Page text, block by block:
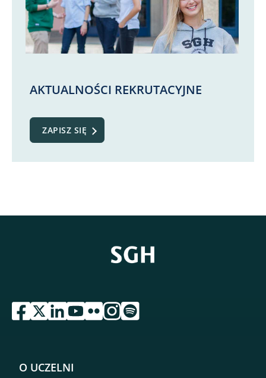
AKTUALNOŚCI REKRUTACYJNE
ZAPISZ SIĘ
przejdź do serwisu facebook sgh
przejdź do serwisu twitter sgh
przejdź do serwisu linkedin sgh
przejdź do serwisu youtube sgh
przejdź do serwisu flickr sgh
przejdź do serwisu instagram sgh
przejdź do serwisu spotify sgh
O UCZELNI